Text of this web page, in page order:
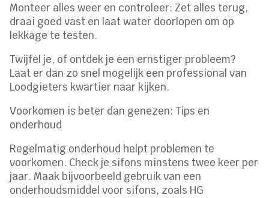
Monteer alles weer en controleer: Zet alles terug,
draai goed vast en laat water doorlopen om op
lekkage te testen.
Twijfel je, of ontdek je een ernstiger probleem?
Laat er dan zo snel mogelijk een professional van
Loodgieters kwartier naar kijken.
Voorkomen is beter dan genezen: Tips en
onderhoud
Regelmatig onderhoud helpt problemen te
voorkomen. Check je sifons minstens twee keer per
jaar. Maak bijvoorbeeld gebruik van een
onderhoudsmiddel voor sifons, zoals HG